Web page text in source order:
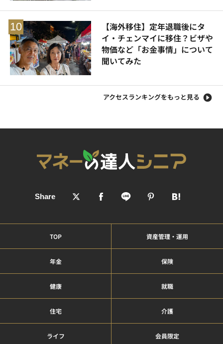
【海外移住】定年退職後にタ
イ・チェンマイに移住？ビザや
物価など「お金事情」について
聞いてみた
アクセスランキングをもっと見る
TOP 資産管理・運用
年金 保険
健康 就職
住宅 介護
ライフ 会員限定